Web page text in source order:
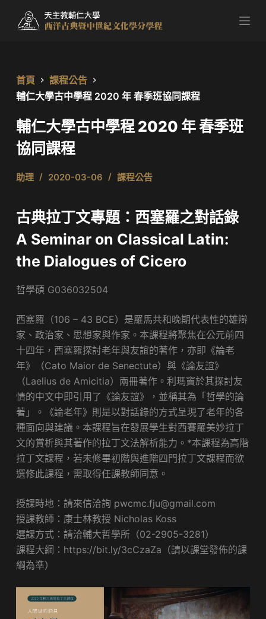
至
內
容
首頁
課程公告
輔仁大學古中學程 2020 年 春季班協同課程
輔仁大學古中學程 2020 年 春季班
協同課程
助理 2020-03-06 課程公告
古典拉丁文專題：西塞羅之對話錄
A Seminar on Classical Latin:
​the Dialogues of Cicero
哲學碩 G036032504
​西塞羅（106 – 43 BCE）是羅馬共和晚期代表性的雄辯
家、政治家、思想家與作家。本課程將聚焦在公元前四
十四年，西塞羅探討老年與友誼的著作，亦即《論老
年》（Cato Maior de Senectute）與《論友誼》
（Laelius de Amicitia）兩冊著作。利瑪竇於其探討友
情的中文中即引用了《論友誼》，並稱其為「哲學的論
著」。《論老年》則是以對話錄的方式呈現了老年的各
種面向與建議。本課程旨在發展學生對西賽羅美妙拉丁
文的賞析與其著作的拉丁文法解析能力。*本課程為高階
拉丁文課程，若未修畢初階與進階四門拉丁文課程而欲
選修此課程，需取得任課教師同意。
授課時地：請來信洽詢 pwcmc.fju@gmail.com
授課教師：康士林教授 Nicholas Koss
選課方式：請洽輔大哲學所（02-2905-3281）
課程大綱：https://bit.ly/3cCzaZa（請以課堂發佈的課
綱為準）